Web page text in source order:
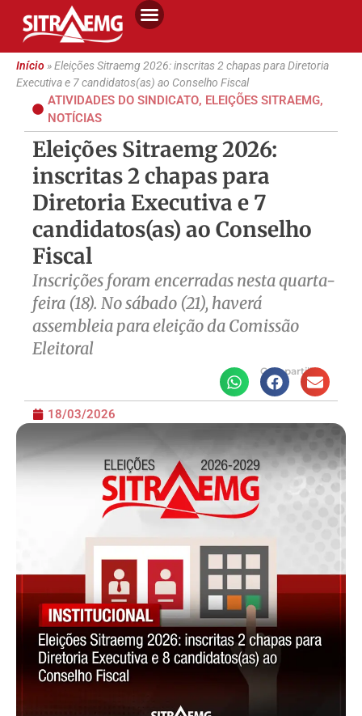
Início»Eleições Sitraemg 2026: inscritas 2 chapas para Diretoria
Executiva e 7 candidatos(as) ao Conselho Fiscal
ATIVIDADES DO SINDICATO, ELEIÇÕES SITRAEMG,
NOTÍCIAS
Eleições Sitraemg 2026:
inscritas 2 chapas para
Diretoria Executiva e 7
candidatos(as) ao Conselho
Fiscal
Inscrições foram encerradas nesta quarta-
feira (18). No sábado (21), haverá
assembleia para eleição da Comissão
Eleitoral
Compartilhe
18/03/2026